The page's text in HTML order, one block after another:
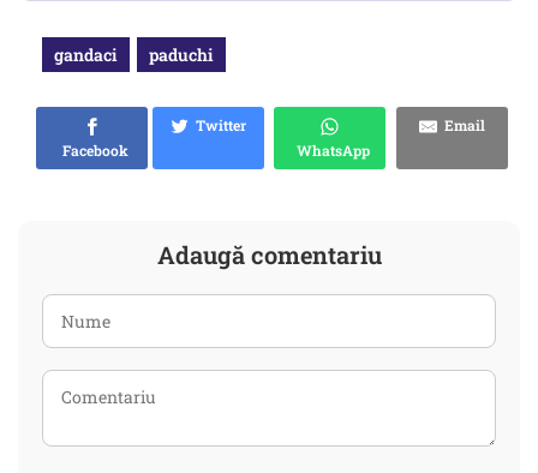
gandaci paduchi
Facebook
Twitter
WhatsApp
Email
Adaugă comentariu